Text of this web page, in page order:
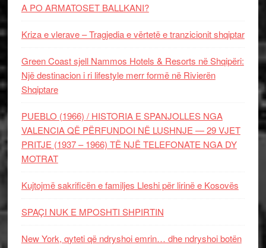
A PO ARMATOSET BALLKANI?
Kriza e vlerave – Tragjedia e vërtetë e tranzicionit shqiptar
Green Coast sjell Nammos Hotels & Resorts në Shqipëri:
Një destinacion i ri lifestyle merr formë në Rivierën
Shqiptare
PUEBLO (1966) / HISTORIA E SPANJOLLES NGA
VALENCIA QË PËRFUNDOI NË LUSHNJE — 29 VJET
PRITJE (1937 – 1966) TË NJË TELEFONATE NGA DY
MOTRAT
Kujtojmë sakrificën e familjes Lleshi për lirinë e Kosovës
SPAÇI NUK E MPOSHTI SHPIRTIN
New York, qyteti që ndryshoi emrin… dhe ndryshoi botën